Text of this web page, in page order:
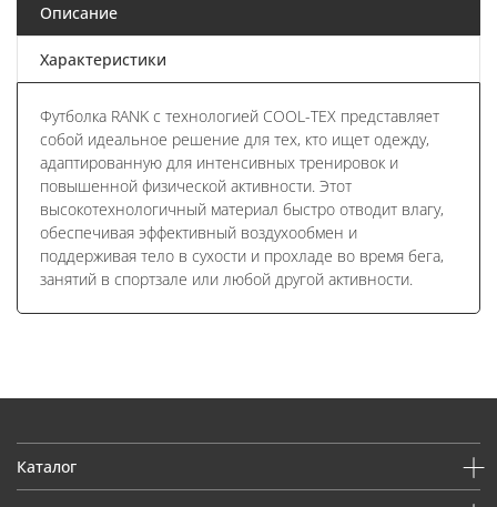
Описание
Характеристики
Футболка RANK с технологией COOL-TEX представляет
собой идеальное решение для тех, кто ищет одежду,
адаптированную для интенсивных тренировок и
повышенной физической активности. Этот
высокотехнологичный материал быстро отводит влагу,
обеспечивая эффективный воздухообмен и
поддерживая тело в сухости и прохладе во время бега,
занятий в спортзале или любой другой активности.
Каталог